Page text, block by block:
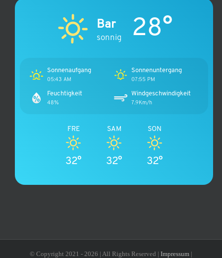
Bar
sonnig 28°
Sonnenaufgang
05:43 AM
Sonnenuntergang
07:55 PM
Feuchtigkeit
48%
Windgeschwindigkeit
7.9Km/h
FRE
32°
SAM
32°
SON
32°
© Copyright 2021 - 2026 | All Rights Reserved | Impressum |